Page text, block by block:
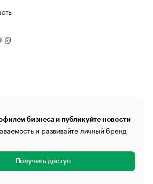
бизнеса и публикуйте новости
и развивайте личный бренд
Получить доступ